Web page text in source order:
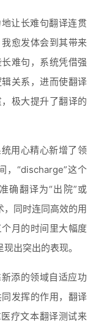
让长难句翻译连贯
愈发体会到其带来
难句，系统凭借强
关系，进而使翻译
极大提升了翻译的
用心精心新增了领
，“discharge”这个
确翻译为“出院”或
，同时连同高效的用
月的时间里大幅度
出突出的表现。
添的领域自适应功
发挥的作用，翻译
疗文本翻译测试来